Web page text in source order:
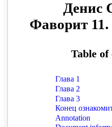
в Вену. Необходимо
чтобы принимать
бумаги, в том числе и
Пригласил вновь и
Кстати, а ведь
почти и не ворует.
России будет просто